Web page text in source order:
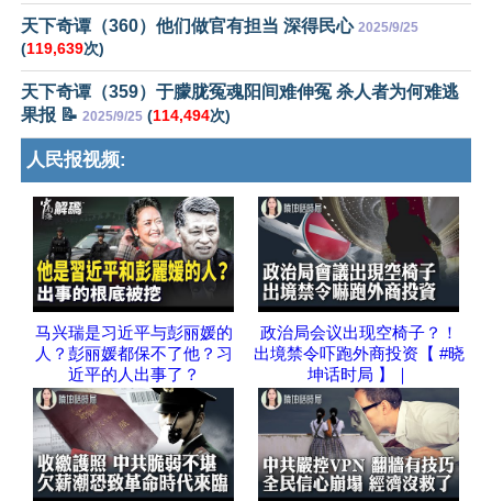
天下奇谭（360）他们做官有担当 深得民心 2025/9/25
(119,639次)
天下奇谭（359）于朦胧冤魂阳间难伸冤 杀人者为何难逃
果报 📝 2025/9/25 (114,494次)
人民报视频:
马兴瑞是习近平与彭丽媛的
人？彭丽媛都保不了他？习
近平的人出事了？
政治局会议出现空椅子？！
出境禁令吓跑外商投资【 #晓
坤话时局 】｜